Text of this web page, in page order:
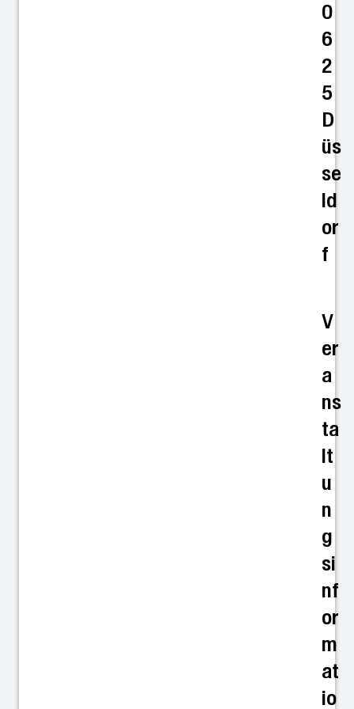
0
6
2
5
D
üs
se
ld
or
f
V
er
a
ns
ta
lt
u
n
g
si
nf
or
m
at
io